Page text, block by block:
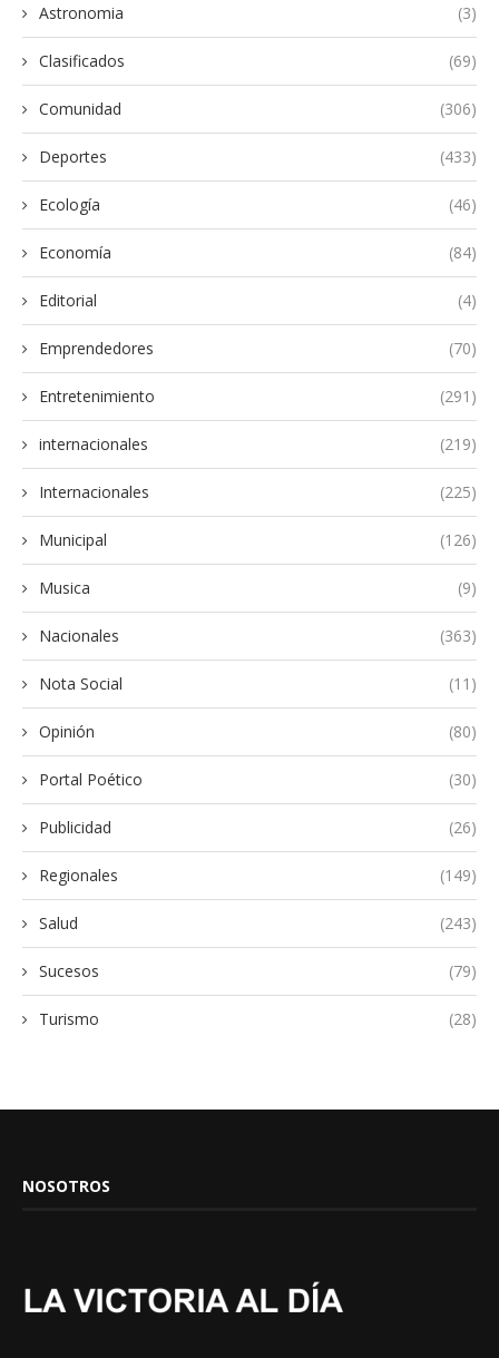
Astronomia (3)
Clasificados (69)
Comunidad (306)
Deportes (433)
Ecología (46)
Economía (84)
Editorial (4)
Emprendedores (70)
Entretenimiento (291)
internacionales (219)
Internacionales (225)
Municipal (126)
Musica (9)
Nacionales (363)
Nota Social (11)
Opinión (80)
Portal Poético (30)
Publicidad (26)
Regionales (149)
Salud (243)
Sucesos (79)
Turismo (28)
NOSOTROS